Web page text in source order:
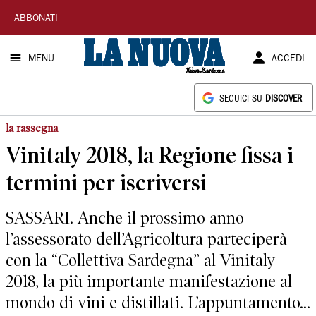
La
Nuova
Sardegna
ABBONATI
MENU ACCEDI
SEGUICI SU DISCOVER
la rassegna
Vinitaly 2018, la Regione fissa i
termini per iscriversi
SASSARI. Anche il prossimo anno
l’assessorato dell’Agricoltura parteciperà
con la “Collettiva Sardegna” al Vinitaly
2018, la più importante manifestazione al
mondo di vini e distillati. L’appuntamento...